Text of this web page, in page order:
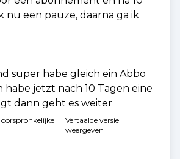
nu een pauze, daarna ga ik
super habe gleich ein Abbo
habe jetzt nach 10 Tagen eine
dann geht es weiter
oorspronkelijke
Vertaalde versie
weergeven